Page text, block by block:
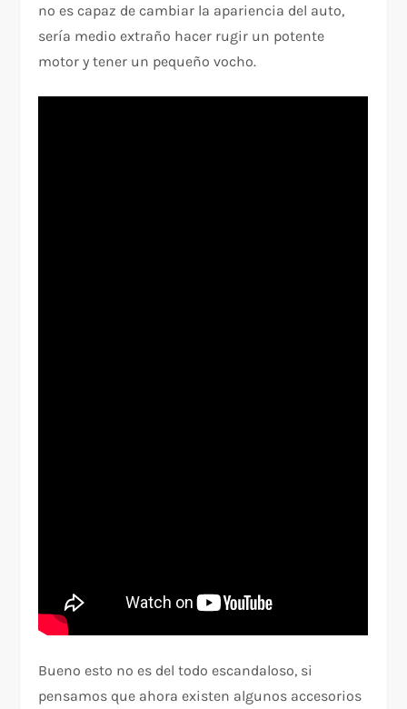
no es capaz de cambiar la apariencia del auto,
sería medio extraño hacer rugir un potente
motor y tener un pequeño vocho.
Bueno esto no es del todo escandaloso, si
pensamos que ahora existen algunos accesorios